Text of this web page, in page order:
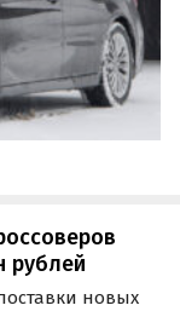
рублей
новых